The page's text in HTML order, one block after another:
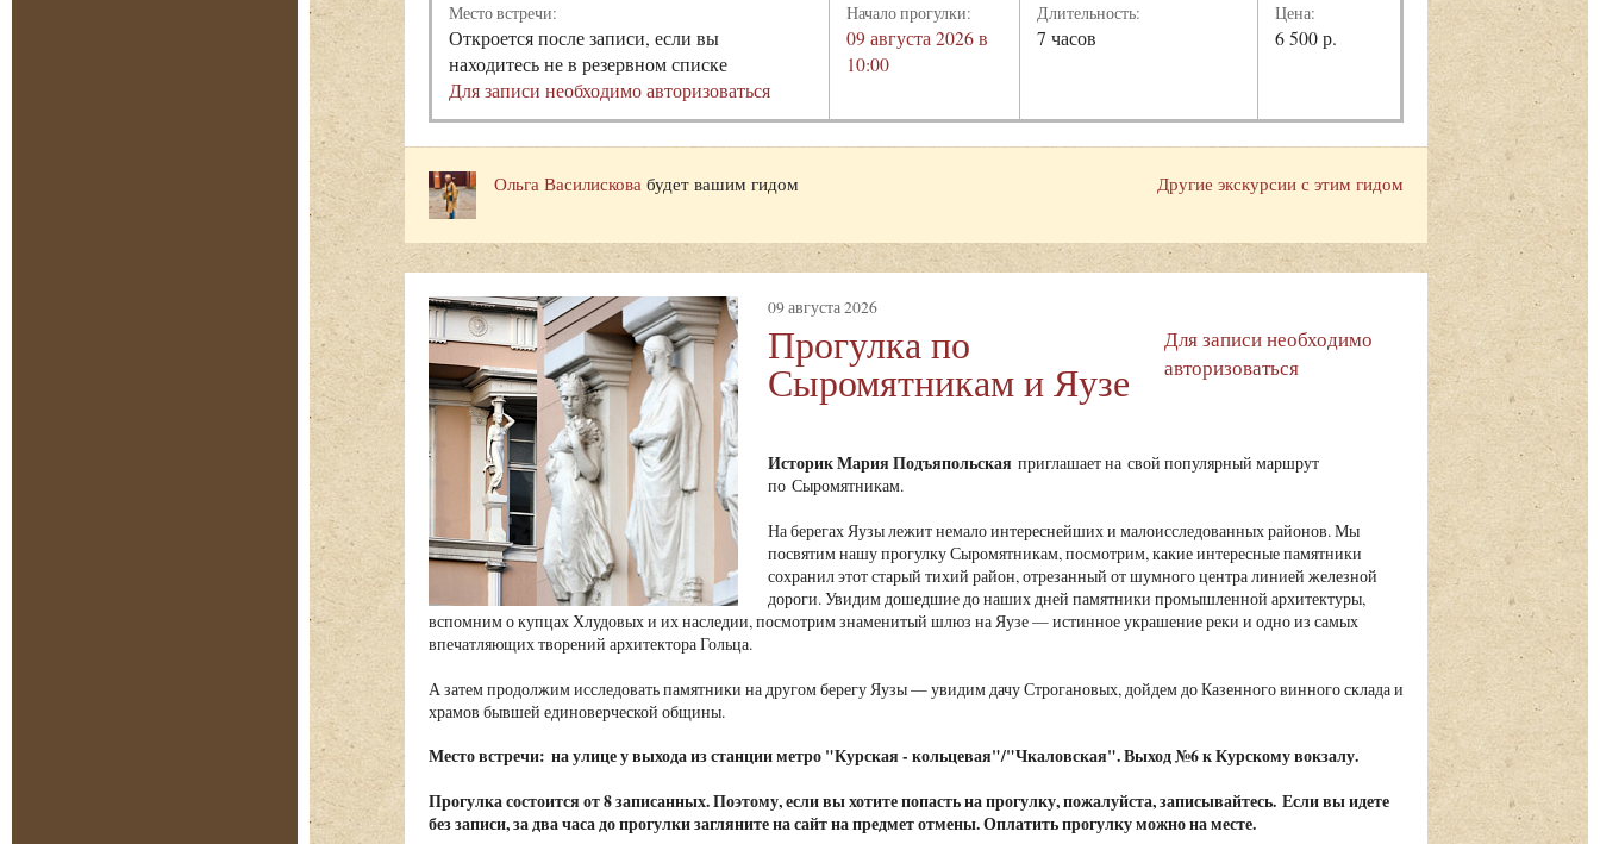
Место встречи:
Откроется после записи, если вы
находитесь не в резервном списке
Для записи необходимо авторизоваться
Начало прогулки:
09 августа 2026 в
10:00
Длительность:
7 часов
Цена:
6 500 р.
Другие экскурсии с этим гидом
Ольга Василискова будет вашим гидом
09 августа 2026
Прогулка по
Сыромятникам и Яузе
Для записи необходимо
авторизоваться
Историк Мария Подъяпольская приглашает на свой популярный маршрут
по Сыромятникам.
На берегах Яузы лежит немало интереснейших и малоисследованных районов. Мы
посвятим нашу прогулку Сыромятникам, посмотрим, какие интересные памятники
сохранил этот старый тихий район, отрезанный от шумного центра линией железной
дороги. Увидим дошедшие до наших дней памятники промышленной архитектуры,
вспомним о купцах Хлудовых и их наследии, посмотрим знаменитый шлюз на Яузе — истинное украшение реки и одно из самых
впечатляющих творений архитектора Гольца.
А затем продолжим исследовать памятники на другом берегу Яузы — увидим дачу Строгановых, дойдем до Казенного винного склада и
храмов бывшей единоверческой общины.
Место встречи: на улице у выхода из станции метро "Курская - кольцевая"/"Чкаловская". Выход №6 к Курскому вокзалу.
Прогулка состоится от 8 записанных. Поэтому, если вы хотите попасть на прогулку, пожалуйста, записывайтесь. Если вы идете
без записи, за два часа до прогулки загляните на сайт на предмет отмены. Оплатить прогулку можно на месте.